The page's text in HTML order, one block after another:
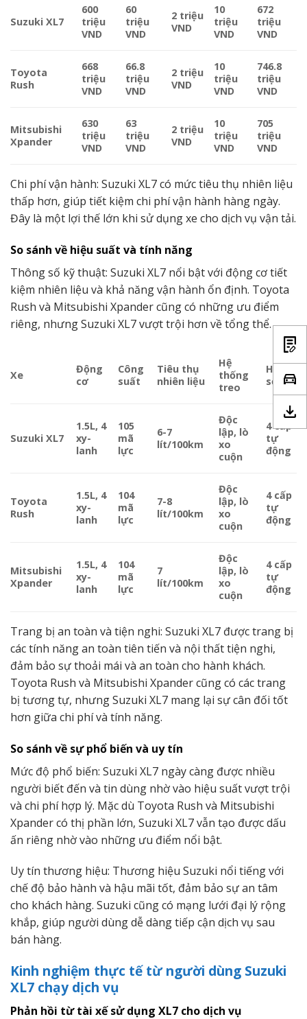
Suzuki XL7
600
triệu
VND
60
triệu
VND
2 triệu
VND
10
triệu
VND
672
triệu
VND
Toyota
Rush
668
triệu
VND
66.8
triệu
VND
2 triệu
VND
10
triệu
VND
746.8
triệu
VND
Mitsubishi
Xpander
630
triệu
VND
63
triệu
VND
2 triệu
VND
10
triệu
VND
705
triệu
VND
Chi phí vận hành: Suzuki XL7 có mức tiêu thụ nhiên liệu
thấp hơn, giúp tiết kiệm chi phí vận hành hàng ngày.
Đây là một lợi thế lớn khi sử dụng xe cho dịch vụ vận tải.
So sánh về hiệu suất và tính năng
Thông số kỹ thuật: Suzuki XL7 nổi bật với động cơ tiết
kiệm nhiên liệu và khả năng vận hành ổn định. Toyota
Rush và Mitsubishi Xpander cũng có những ưu điểm
riêng, nhưng Suzuki XL7 vượt trội hơn về tổng thể.
Xe
Động
cơ
Công
suất
Tiêu thụ
nhiên liệu
Hệ
thống
treo
Hộp
số
Suzuki XL7
1.5L, 4
xy-
lanh
105
mã
lực
6-7
lít/100km
Độc
lập, lò
xo
cuộn
4 cấp
tự
động
Toyota
Rush
1.5L, 4
xy-
lanh
104
mã
lực
7-8
lít/100km
Độc
lập, lò
xo
cuộn
4 cấp
tự
động
Mitsubishi
Xpander
1.5L, 4
xy-
lanh
104
mã
lực
7
lít/100km
Độc
lập, lò
xo
cuộn
4 cấp
tự
động
Trang bị an toàn và tiện nghi: Suzuki XL7 được trang bị
các tính năng an toàn tiên tiến và nội thất tiện nghi,
đảm bảo sự thoải mái và an toàn cho hành khách.
Toyota Rush và Mitsubishi Xpander cũng có các trang
bị tương tự, nhưng Suzuki XL7 mang lại sự cân đối tốt
hơn giữa chi phí và tính năng.
So sánh về sự phổ biến và uy tín
Mức độ phổ biến: Suzuki XL7 ngày càng được nhiều
người biết đến và tin dùng nhờ vào hiệu suất vượt trội
và chi phí hợp lý. Mặc dù Toyota Rush và Mitsubishi
Xpander có thị phần lớn, Suzuki XL7 vẫn tạo được dấu
ấn riêng nhờ vào những ưu điểm nổi bật.
Uy tín thương hiệu: Thương hiệu Suzuki nổi tiếng với
chế độ bảo hành và hậu mãi tốt, đảm bảo sự an tâm
cho khách hàng. Suzuki cũng có mạng lưới đại lý rộng
khắp, giúp người dùng dễ dàng tiếp cận dịch vụ sau
bán hàng.
Kinh nghiệm thực tế từ người dùng Suzuki
XL7 chạy dịch vụ
Phản hồi từ tài xế sử dụng XL7 cho dịch vụ